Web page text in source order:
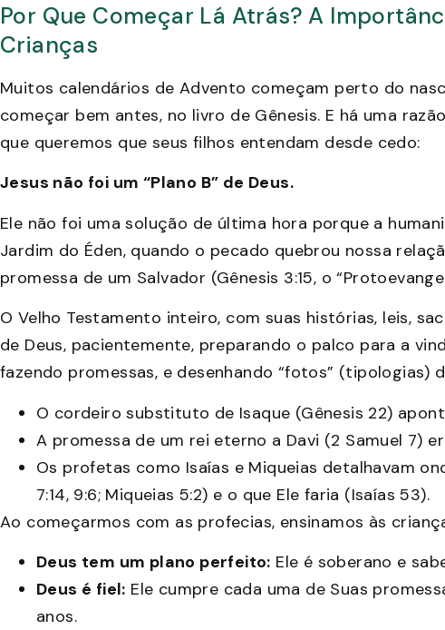
Por Que Começar Lá Atrás? A
Crianças
Muitos calendários de Advento começam perto do
começar bem antes, no livro de Gênesis. E há uma
que queremos que seus filhos entendam desde cedo:
Jesus não foi um “Plano B” de Deus.
Ele não foi uma solução de última hora porque a
Jardim do Éden, quando o pecado quebrou nossa
promessa de um Salvador (Gênesis 3:15, o
O Velho Testamento inteiro, com suas histórias, leis,
de Deus, pacientemente, preparando o palco para a
fazendo promessas, e desenhando “fotos” (tipologias)
O cordeiro substituto de Isaque (Gênesis 22)
A promessa de um rei eterno a Davi (2 Samuel 7)
Os profetas como Isaías e Miqueias detalhavam
7:14, 9:6; Miqueias 5:2) e o que Ele faria (Isaías 53).
Ao começarmos com as profecias, ensinamos às
Deus tem um plano perfeito: Ele é soberano e
Deus é fiel: Ele cumpre cada uma de Suas
anos.